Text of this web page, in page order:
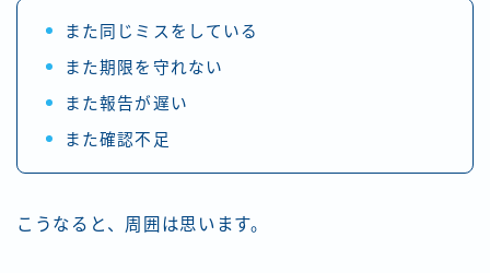
また同じミスをしている
また期限を守れない
また報告が遅い
また確認不足
こうなると、周囲は思います。